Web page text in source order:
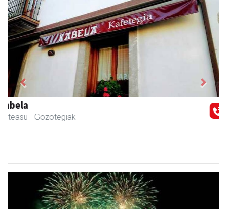
AMC Mecanocaucho
Asteasu - Industria hornidurak
Previous Next